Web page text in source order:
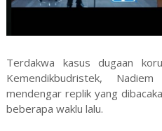
Terdakwa kasus dugaan
Kemendikbudristek,
mendengar replik yang
beberapa waklu lalu.